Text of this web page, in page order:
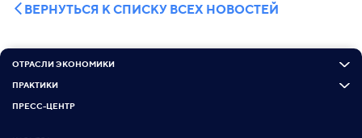
ВЕРНУТЬСЯ К СПИСКУ ВСЕХ НОВОСТЕЙ
ОТРАСЛИ ЭКОНОМИКИ
ПРАКТИКИ
ПРЕСС-ЦЕНТР